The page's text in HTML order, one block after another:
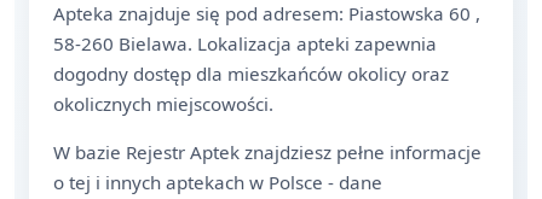
Apteka znajduje się pod adresem: Piastowska 60 ,
58-260 Bielawa. Lokalizacja apteki zapewnia
dogodny dostęp dla mieszkańców okolicy oraz
okolicznych miejscowości.
W bazie Rejestr Aptek znajdziesz pełne informacje
o tej i innych aptekach w Polsce - dane